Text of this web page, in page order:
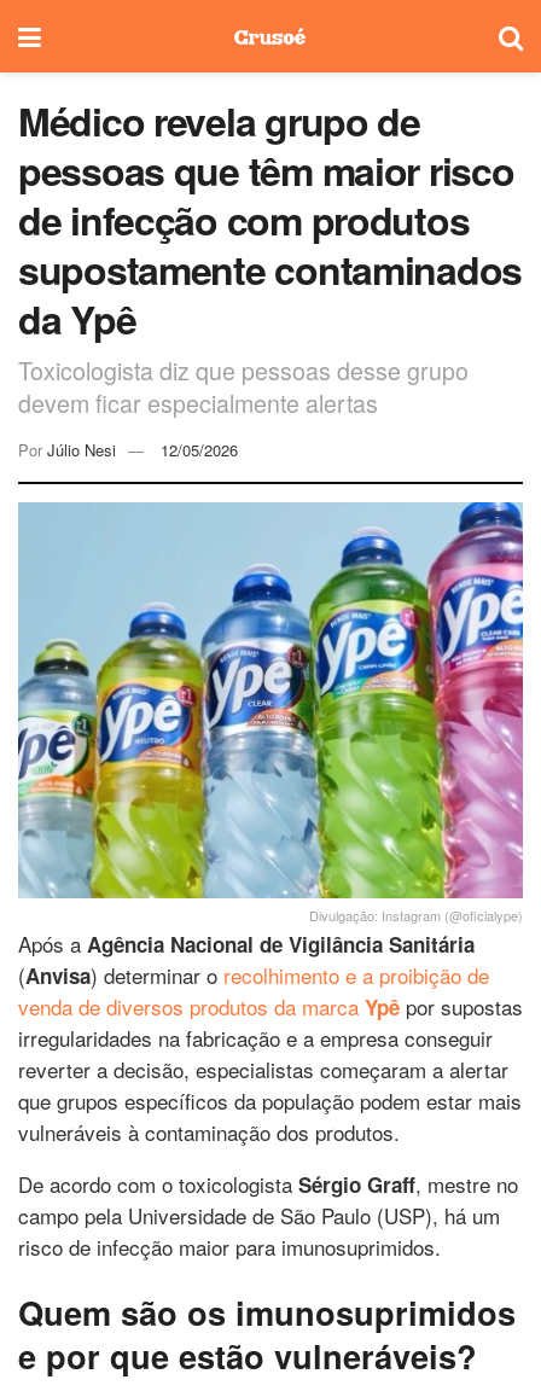
Médico revela grupo de
pessoas que têm maior risco
de infecção com produtos
supostamente contaminados
da Ypê
Toxicologista diz que pessoas desse grupo
devem ficar especialmente alertas
Por Júlio Nesi 12/05/2026
Divulgação: Instagram (@oficialype)
Após a Agência Nacional de Vigilância Sanitária
(Anvisa) determinar o recolhimento e a proibição de
venda de diversos produtos da marca Ypê por supostas
irregularidades na fabricação e a empresa conseguir
reverter a decisão, especialistas começaram a alertar
que grupos específicos da população podem estar mais
vulneráveis à contaminação dos produtos.
De acordo com o toxicologista Sérgio Graff, mestre no
campo pela Universidade de São Paulo (USP), há um
risco de infecção maior para imunosuprimidos.
Quem são os imunosuprimidos
e por que estão vulneráveis?